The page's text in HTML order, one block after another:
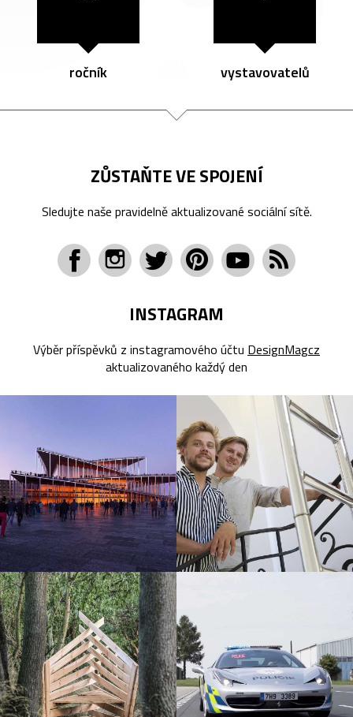
ročník vystavovatelů
ZŮSTAŇTE VE SPOJENÍ
Sledujte naše pravidelně aktualizované sociální sítě.
INSTAGRAM
Výběr příspěvků z instagramového účtu DesignMagcz
aktualizovaného každý den